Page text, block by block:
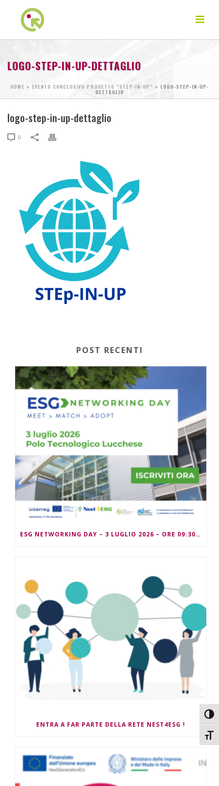
LOGO-STEP-IN-UP-DETTAGLIO
HOME » EVENTO CONCLUSIVO PROGETTO “STEP-IN-UP” » LOGO-STEP-IN-UP-
DETTAGLIO
logo-step-in-up-dettaglio
0
POST RECENTI
ESG NETWORKING DAY – 3 LUGLIO 2026 – ORE 09:30/13:00
ENTRA A FAR PARTE DELLA RETE NEST4ESG !